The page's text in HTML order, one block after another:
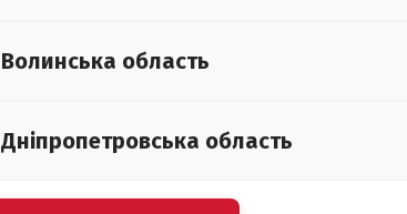
Волинська область
Дніпропетровська область